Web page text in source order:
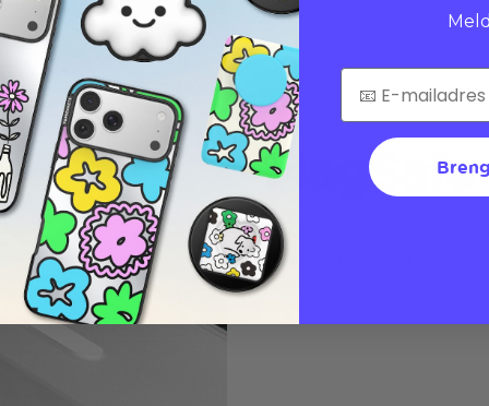
STAR WARS™ voor je
en af ​​kunt klikken